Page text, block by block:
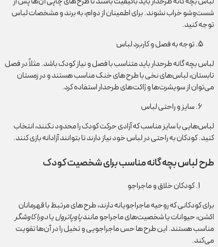
شست‌وشو خراب نشوند. برای اطمینان از دوام، به برند و مشخصات لباس
توجه کنید.
توجه به فصل و کاربرد لباس
لباس بچه گانه طرحدار باید متناسب با فصل و نیاز کودک باشد. مثلاً در فصل
تابستان، لباس‌های نخی با طرح‌های خنک مناسب هستند و در زمستان
می‌توان از سویشرت‌ها و ژاکت‌های طرحدار استفاده کرد.
سایز و راحتی لباس
لباس‌هایی با سایز مناسب که آزادی حرکت کودک را محدود نکنند، انتخاب
کنید. کودکان به راحتی در لباس خود نیاز دارند تا بتوانند آزادانه بازی کنند.
طرح لباس بچه گانه مناسب برای شخصیت کودک
کودکان خلاق و ماجراجو
برای کودکانی که روحیه ماجراجویانه دارند، طرح‌های مرتبط با قهرمانان
اکشن، حیوانات یا شخصیت‌های ماجراجو مانندپاوپاترولیادورا کاوشگر
مناسب هستند. این طرح‌ها حس ماجراجویی و تخیل را در آن‌ها تقویت
می‌کند.